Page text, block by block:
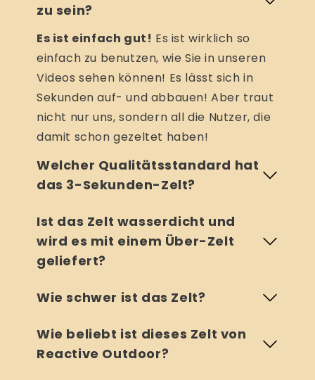
zu sein?
Es ist einfach gut! Es ist wirklich so
einfach zu benutzen, wie Sie in unseren
Videos sehen können! Es lässt sich in
Sekunden auf- und abbauen! Aber traut
nicht nur uns, sondern all die Nutzer, die
damit schon gezeltet haben!
Welcher Qualitätsstandard hat
das 3-Sekunden-Zelt?
Ist das Zelt wasserdicht und
wird es mit einem Über-Zelt
geliefert?
Wie schwer ist das Zelt?
Wie beliebt ist dieses Zelt von
Reactive Outdoor?